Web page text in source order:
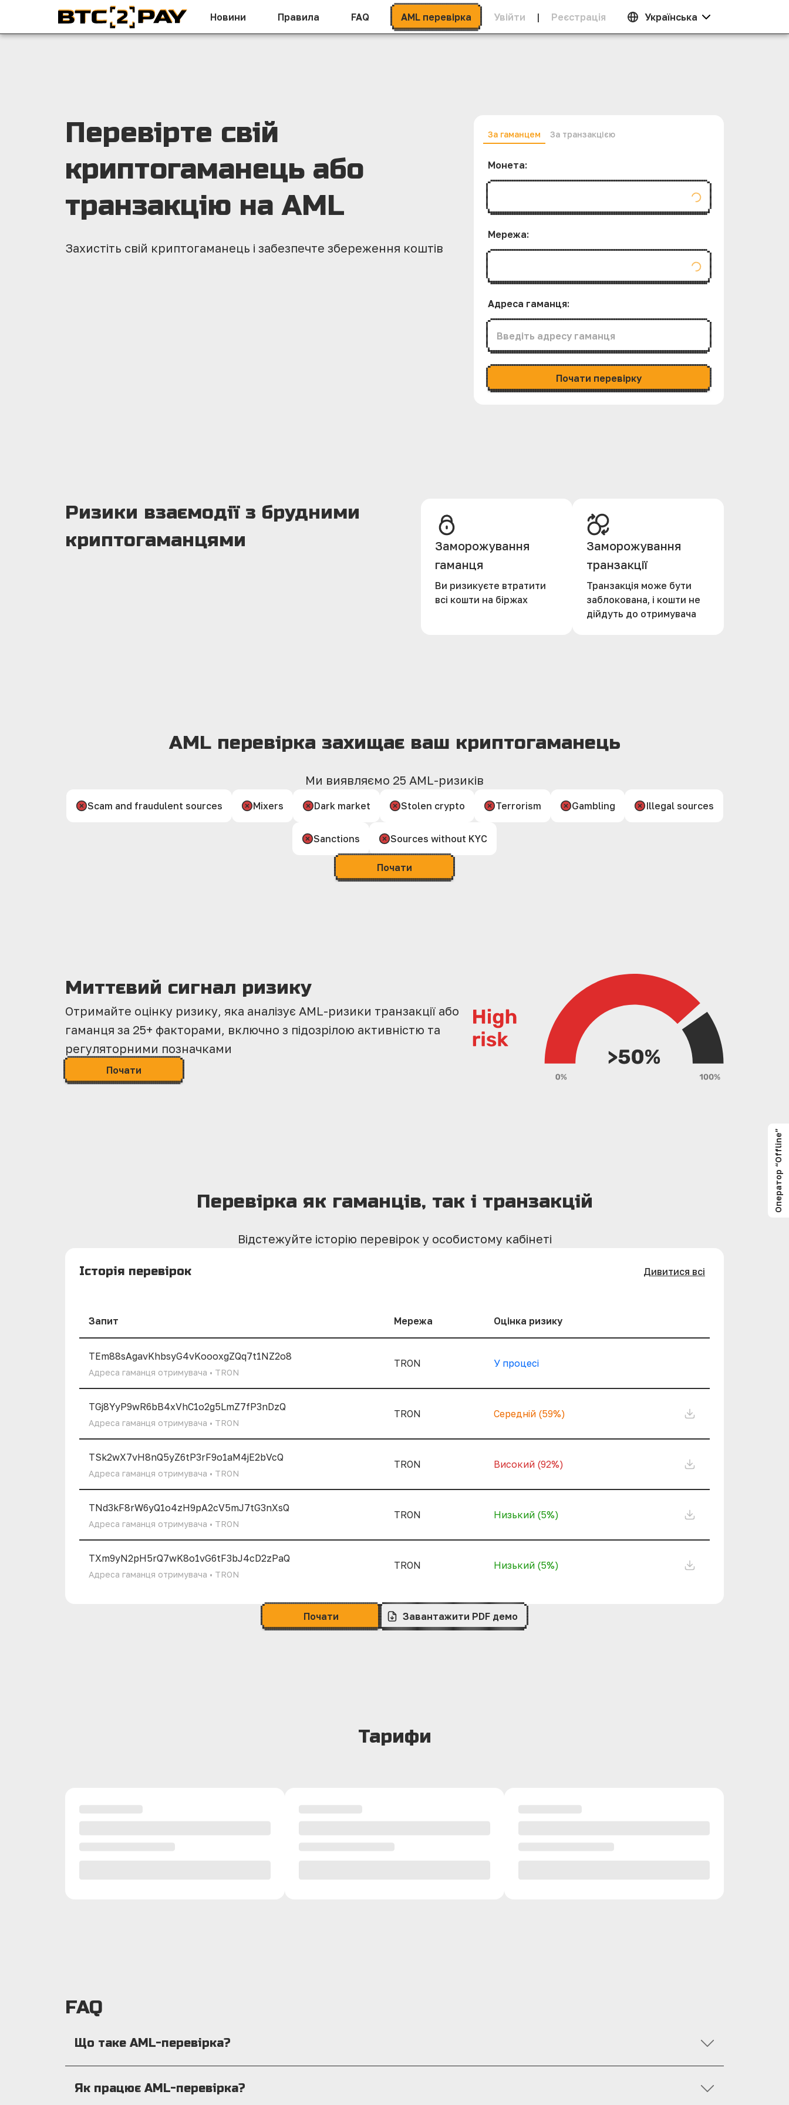
Новини Правила FAQ AML перевірка Увійти | Реєстрацiя Українська
Перевірте свій
криптогаманець або
транзакцію на AML
Захистіть свій криптогаманець і забезпечте збереження коштів
За гаманцем За транзакцією
Монета:
Мережа:
Адреса гаманця:
Почати перевірку
Ризики взаємодії з брудними
криптогаманцями
Заморожування
гаманця
Ви ризикуєте втратити
всі кошти на біржах
Заморожування
транзакції
Транзакція може бути
заблокована, і кошти не
дійдуть до отримувача
AML перевірка захищає ваш криптогаманець
Ми виявляємо 25 AML-ризиків
Scam and fraudulent sources Mixers Dark market Stolen crypto Terrorism Gambling Illegal sources
Sanctions Sources without KYC
Почати
Миттєвий сигнал ризику
Отримайте оцінку ризику, яка аналізує AML-ризики транзакції або
гаманця за 25+ факторами, включно з підозрілою активністю та
регуляторними позначками
Почати
Перевірка як гаманців, так і транзакцій
Відстежуйте історію перевірок у особистому кабінеті
Історія перевірок Дивитися всі
Запит Мережа Оцінка ризику
TEm88sAgavKhbsyG4vKoooxgZQq7t1NZ2o8
Адреса гаманця отримувача • TRON
TRON У процесі
TGj8YyP9wR6bB4xVhC1o2g5LmZ7fP3nDzQ
Адреса гаманця отримувача • TRON
TRON Середній (59%)
TSk2wX7vH8nQ5yZ6tP3rF9o1aM4jE2bVcQ
Адреса гаманця отримувача • TRON
TRON Високий (92%)
TNd3kF8rW6yQ1o4zH9pA2cV5mJ7tG3nXsQ
Адреса гаманця отримувача • TRON
TRON Низький (5%)
TXm9yN2pH5rQ7wK8o1vG6tF3bJ4cD2zPaQ
Адреса гаманця отримувача • TRON
TRON Низький (5%)
Почати Завантажити PDF демо
Тарифи
FAQ
Що таке AML-перевірка?
Як працює AML-перевірка?
Оператор “Offline”